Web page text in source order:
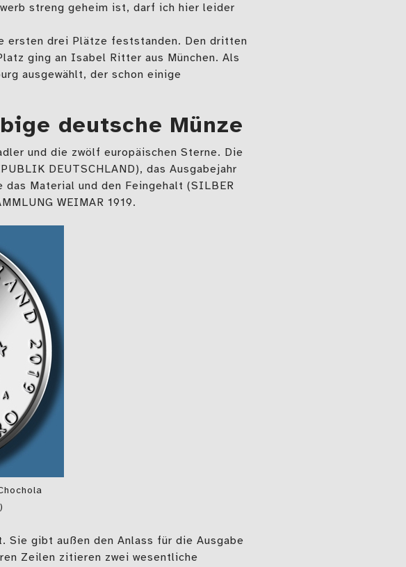
streng geheim ist, darf ich hier leider
ersten drei Plätze feststanden. Den dritten
ging an Isabel Ritter aus München. Als
ausgewählt, der schon einige
deutsche Münze
und die zwölf europäischen Sterne. Die
DEUTSCHLAND), das Ausgabejahr
Material und den Feingehalt (SILBER
WEIMAR 1919.
Chochola
gibt außen den Anlass für die Ausgabe
Zeilen zitieren zwei wesentliche